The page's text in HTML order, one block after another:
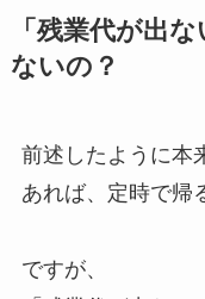
「残業代が出
ないの？
前述したように本
あれば、定時で帰
ですが、